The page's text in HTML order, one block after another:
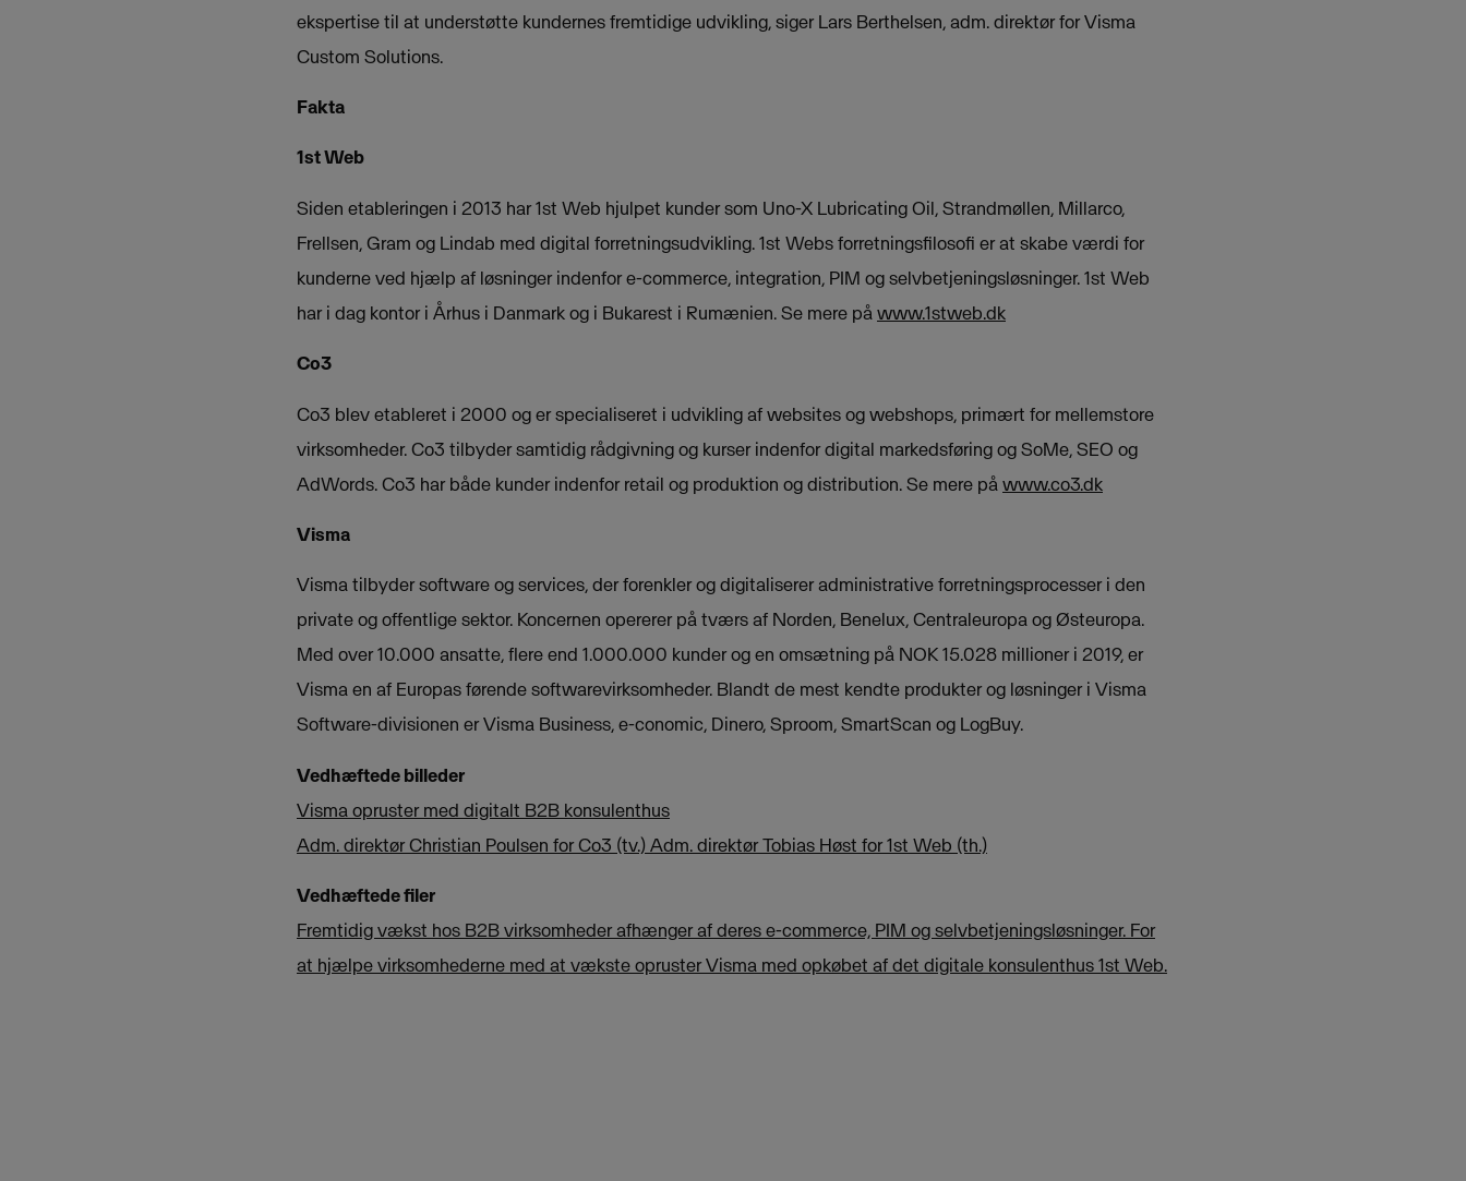
ekspertise til at understøtte kundernes fremtidige udvikling, siger Lars Berthelsen, adm. direktør for Visma
Custom Solutions.
Fakta
1st Web
Siden etableringen i 2013 har 1st Web hjulpet kunder som Uno-X Lubricating Oil, Strandmøllen, Millarco,
Frellsen, Gram og Lindab med digital forretningsudvikling. 1st Webs forretningsfilosofi er at skabe værdi for
kunderne ved hjælp af løsninger indenfor e-commerce, integration, PIM og selvbetjeningsløsninger. 1st Web
har i dag kontor i Århus i Danmark og i Bukarest i Rumænien. Se mere påwww.1stweb.dk
Co3
Co3 blev etableret i 2000 og er specialiseret i udvikling af websites og webshops, primært for mellemstore
virksomheder. Co3 tilbyder samtidig rådgivning og kurser indenfor digital markedsføring og SoMe, SEO og
AdWords. Co3 har både kunder indenfor retail og produktion og distribution. Se mere påwww.co3.dk
Visma
Visma tilbyder software og services, der forenkler og digitaliserer administrative forretningsprocesser i den
private og offentlige sektor. Koncernen opererer på tværs af Norden, Benelux, Centraleuropa og Østeuropa.
Med over 10.000 ansatte, flere end 1.000.000 kunder og en omsætning på NOK 15.028 millioner i 2019, er
Visma en af Europas førende softwarevirksomheder. Blandt de mest kendte produkter og løsninger i Visma
Software-divisionen er Visma Business, e-conomic, Dinero, Sproom, SmartScan og LogBuy.
Vedhæftede billeder
Visma opruster med digitalt B2B konsulenthus
Adm. direktør Christian Poulsen for Co3 (tv.) Adm. direktør Tobias Høst for 1st Web (th.)
Vedhæftede filer
Fremtidig vækst hos B2B virksomheder afhænger af deres e-commerce, PIM og selvbetjeningsløsninger. For
at hjælpe virksomhederne med at vækste opruster Visma med opkøbet af det digitale konsulenthus 1st Web.